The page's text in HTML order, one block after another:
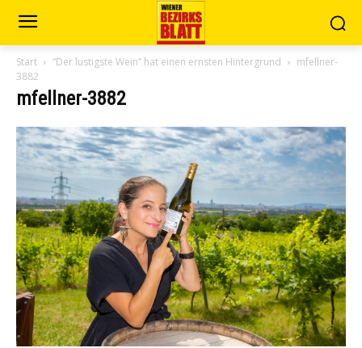
Start “Der lustigste Wein” hat einen ernsten Hintergrund
mfellner-
3882
mfellner-3882